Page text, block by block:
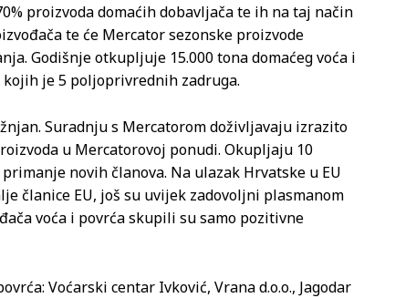
proizvoda domaćih dobavljača te ih na taj način
te će Mercator sezonske proizvode
Godišnje otkupljuje 15.000 tona domaćeg voća i
je 5 poljoprivrednih zadruga.
Suradnju s Mercatorom doživljavaju izrazito
u Mercatorovoj ponudi. Okupljaju 10
novih članova. Na ulazak Hrvatske u EU
članice EU, još su uvijek zadovoljni plasmanom
voća i povrća skupili su samo pozitivne
Voćarski centar Ivković, Vrana d.o.o., Jagodar